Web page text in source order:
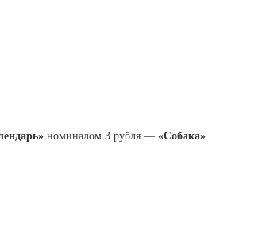
номиналом 3 рубля — «Cобака»